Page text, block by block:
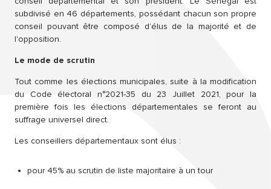
subdivisé en 46 départements, possédant chacun son propre
conseil pouvant être composé d’élus de la majorité et de
l'opposition.
Le mode de scrutin
Tout comme les élections municipales, suite à la modification
du Code électoral n°2021-35 du 23 Juillet 2021, pour la
première fois les élections départementales se feront au
suffrage universel direct.
Les conseillers départementaux sont élus :
pour 45% au scrutin de liste majoritaire à un tour